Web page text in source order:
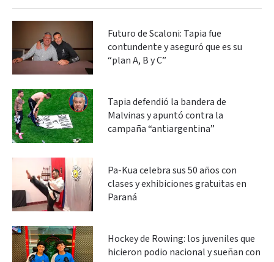
Futuro de Scaloni: Tapia fue
contundente y aseguró que es su
“plan A, B y C”
Tapia defendió la bandera de
Malvinas y apuntó contra la
campaña “antiargentina”
Pa-Kua celebra sus 50 años con
clases y exhibiciones gratuitas en
Paraná
Hockey de Rowing: los juveniles que
hicieron podio nacional y sueñan con